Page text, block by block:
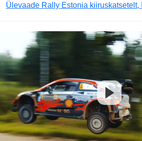
Ülevaade Rally Estonia kiiruskatsetelt,